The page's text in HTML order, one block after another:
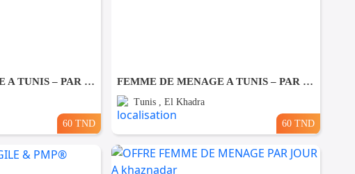
FEMME DE MENAGE A TUNIS – PAR JOUR A Ezzahra
60 TND
FEMME DE MENAGE A TUNIS – PAR JOUR A El khadhra
Tunis , El Khadra
60 TND